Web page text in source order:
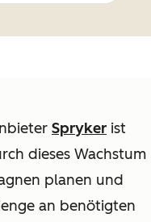
Spryker ist
dieses Wachstum
planen und
an benötigten